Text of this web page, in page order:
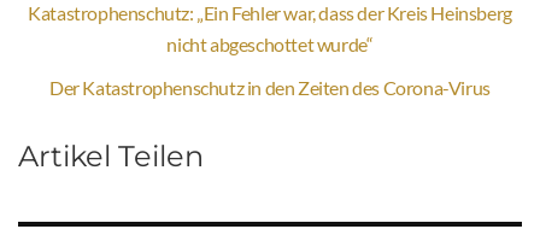
Katastrophenschutz: „Ein Fehler war, dass der Kreis Heinsberg
nicht abgeschottet wurde“
Der Katastrophenschutz in den Zeiten des Corona-Virus
Artikel Teilen